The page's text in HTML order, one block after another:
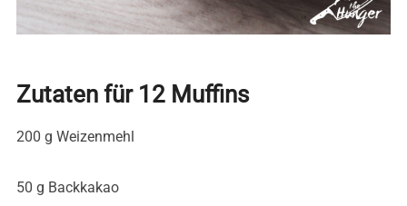
Zutaten für 12 Muffins
200 g Weizenmehl
50 g Backkakao